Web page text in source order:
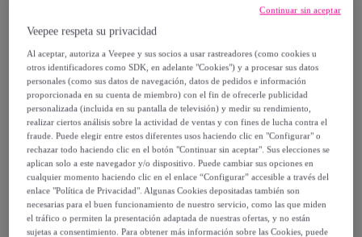
41,00 €
-31%
Posible recogida de tu antiguo producto,ver condiciones
Vendido porBluco Brands
Veepee respeta su privacidad
Al aceptar, autoriza a Veepee y sus socios a usar rastreadores (como cookies u
otros identificadores como SDK, en adelante "Cookies") y a procesar sus datos
personales (como sus datos de navegación, datos de pedidos e información
proporcionada en su cuenta de miembro) con el fin de ofrecerle publicidad
personalizada (incluida en su pantalla de televisión) y medir su rendimiento,
realizar ciertos análisis sobre la actividad de ventas y con fines de lucha contra el
fraude. Puede elegir entre estos diferentes usos haciendo clic en "Configurar" o
rechazar todo haciendo clic en el botón "Continuar sin aceptar". Sus elecciones se
aplican solo a este navegador y/o dispositivo. Puede cambiar sus opciones en
cualquier momento haciendo clic en el enlace “Configurar” accesible a través del
enlace "Política de Privacidad". Algunas Cookies depositadas también son
necesarias para el buen funcionamiento de nuestro servicio, como las que miden
el tráfico o permiten la presentación adaptada de nuestras ofertas, y no están
sujetas a consentimiento. Para obtener más información sobre las Cookies, puede
Continuar sin aceptar